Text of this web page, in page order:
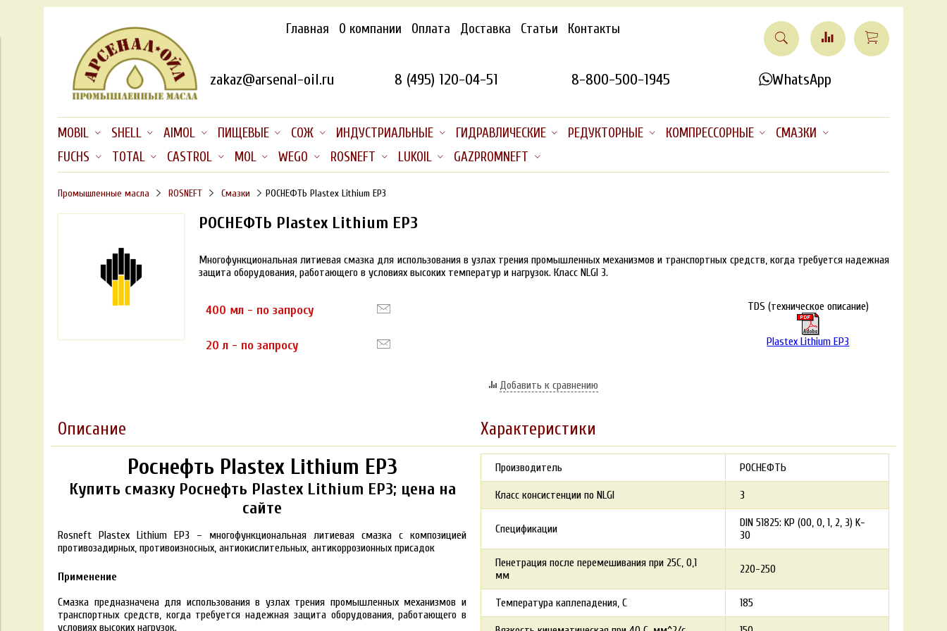
Главная О компании Оплата Доставка Статьи Контакты
zakaz@arsenal-oil.ru 8 (495) 120-04-51 8-800-500-1945 WhatsApp
MOBIL SHELL AIMOL ПИЩЕВЫЕ СОЖ ИНДУСТРИАЛЬНЫЕ ГИДРАВЛИЧЕСКИЕ РЕДУКТОРНЫЕ КОМПРЕССОРНЫЕ
СМАЗКИ
FUCHS
TOTAL CASTROL MOL WEGO ROSNEFT LUKOIL GAZPROMNEFT
Промышленные масла ROSNEFT Смазки РОСНЕФТЬ Plastex Lithium EP3
РОСНЕФТЬ Plastex Lithium EP3
Многофункциональная литиевая смазка для использования в узлах трения промышленных механизмов и транспортных средств, когда требуется надежная
защита оборудования, работающего в условиях высоких температур и нагрузок. Класс NLGI 3.
400 мл - по запросу
20 л - по запросу
TDS (техническое описание)
Plastex Lithium EP3
Добавить к сравнению
Описание Характеристики
Роснефть Plastex Lithium EP3
Купить смазку Роснефть Plastex Lithium EP3; цена на
сайте
Rosneft Plastex Lithium EP3 – многофункциональная литиевая смазка с композицией
противозадирных, противоизносных, антиокислительных, антикоррозионных присадок
Применение
Смазка предназначена для использования в узлах трения промышленных механизмов и
транспортных средств, когда требуется надежная защита оборудования, работающего в
условиях высоких нагрузок.
Производитель РОСНЕФТЬ
Класс консистенции по NLGI 3
Спецификации
DIN 51825: KP (00, 0, 1, 2, 3) K-
30
Пенетрация после перемешивания при 25С, 0,1
мм
220-250
Температура каплепадения, С 185